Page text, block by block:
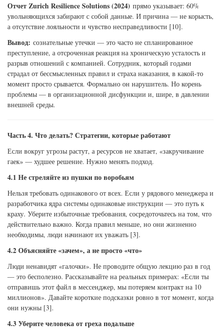
Отчет Zurich Resilience Solutions (2024) прямо указывает: 60%
увольняющихся забирают с собой данные. И причина — не корысть,
а отсутствие лояльности и чувство несправедливости [10].
Вывод: сознательные утечки — это часто не спланированное
преступление, а отсроченная реакция на хроническую усталость и
разрыв отношений с компанией. Сотрудник, который годами
страдал от бессмысленных правил и страха наказания, в какой-то
момент просто срывается. Формально он нарушитель. Но корень
проблемы — в организационной дисфункции и, шире, в давлении
внешней среды.
Часть 4. Что делать? Стратегии, которые работают
Если вокруг угрозы растут, а ресурсов не хватает, «закручивание
гаек» — худшее решение. Нужно менять подход.
4.1 Не стреляйте из пушки по воробьям
Нельзя требовать одинакового от всех. Если у рядового менеджера и
разработчика ядра системы одинаковые инструкции — это путь к
краху. Уберите избыточные требования, сосредоточьтесь на том, что
действительно важно. Когда правил меньше, но они жизненно
необходимы, люди начинают их уважать [3].
4.2 Объясняйте «зачем», а не просто «что»
Люди ненавидят «галочки». Не проводите общую лекцию раз в год
— это бесполезно. Рассказывайте на реальных примерах: «Если ты
отправишь этот файл в мессенджер, мы потеряем контракт на 10
миллионов». Давайте короткие подсказки ровно в тот момент, когда
они нужны [3].
4.3 Уберите человека от греха подальше